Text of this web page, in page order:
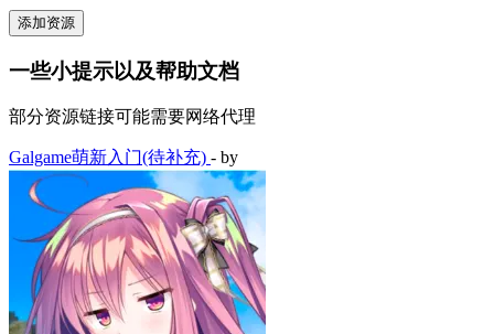
添加资源
一些小提示以及帮助文档
部分资源链接可能需要网络代理
Galgame萌新入门(待补充) - by